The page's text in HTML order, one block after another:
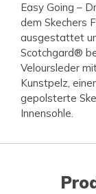
Easy Going –
dem Skechers
ausgestattet
Scotchgard®
Veloursleder
Kunstpelz,
gepolsterte
Innensohle.